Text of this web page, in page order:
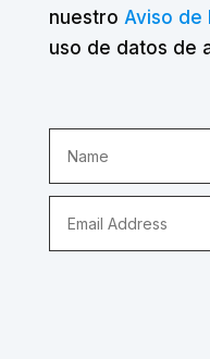
nuestro Aviso de
uso de datos de